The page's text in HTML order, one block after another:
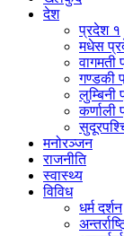
देश
प्रदेश १
मधेस
वागमती
गण्डकी
लुम्बिनी
कर्णाली
मनोरञ्जन
राजनीति
स्वास्थ्य
विविध
धर्म दर्शन